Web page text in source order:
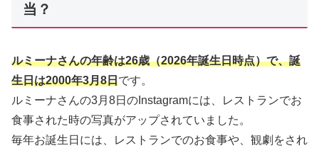
当？
ルミーナさんの年齢は26歳（2026年誕生日時点）で、誕
生日は2000年3月8日です。
ルミーナさんの3月8日のInstagramには、レストランでお
食事された時の写真がアップされていました。
毎年お誕生日には、レストランでのお食事や、観劇をされ